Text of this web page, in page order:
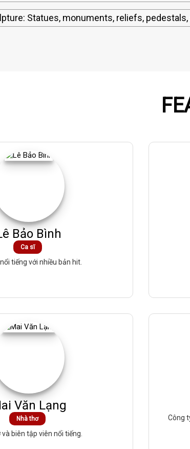
Statues, monuments, reliefs,
Bảo Bình
Ca sĩ
tiếng với nhiều bản hit.
Văn Lạng
Nhà thơ
biên tập viên nổi tiếng.
Công